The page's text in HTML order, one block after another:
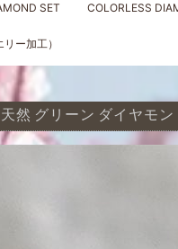
SET COLORLESS
ー加工）
然 グリーン ダイヤモ